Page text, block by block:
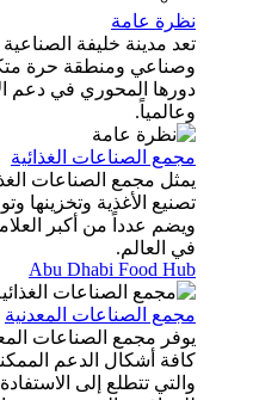
نظرة عامة
تعد مدينة خليفة
وصناعي ومنطقة حرة
دورها المحوري في دعم
وعالمياً.
مجمع الصناعات الغذائية
يمثل مجمع الصناعات
تصنيع الأغذية وتخزينها
ويضم عدداً من أكبر العلامات
في العالم.
Abu Dhabi Food Hub
مجمع الصناعات المعدنية
يوفر مجمع الصناعات
كافة أشكال الدعم
والتي تتطلع إلى الاستفادة